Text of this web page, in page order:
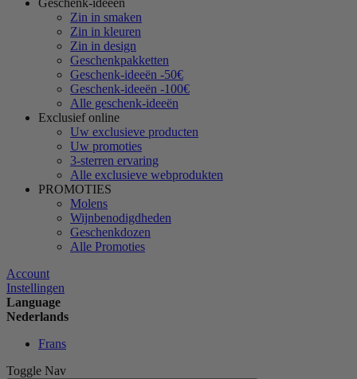
Geschenk-ideeën
Zin in smaken
Zin in kleuren
Zin in design
Geschenkpakketten
Geschenk-ideeën -50€
Geschenk-ideeën -100€
Alle geschenk-ideeën
Exclusief online
Uw exclusieve producten
Uw promoties
3-sterren ervaring
Alle exclusieve webprodukten
PROMOTIES
Molens
Wijnbenodigdheden
Geschenkdozen
Alle Promoties
Account
Instellingen
Language
Nederlands
Frans
Toggle Nav